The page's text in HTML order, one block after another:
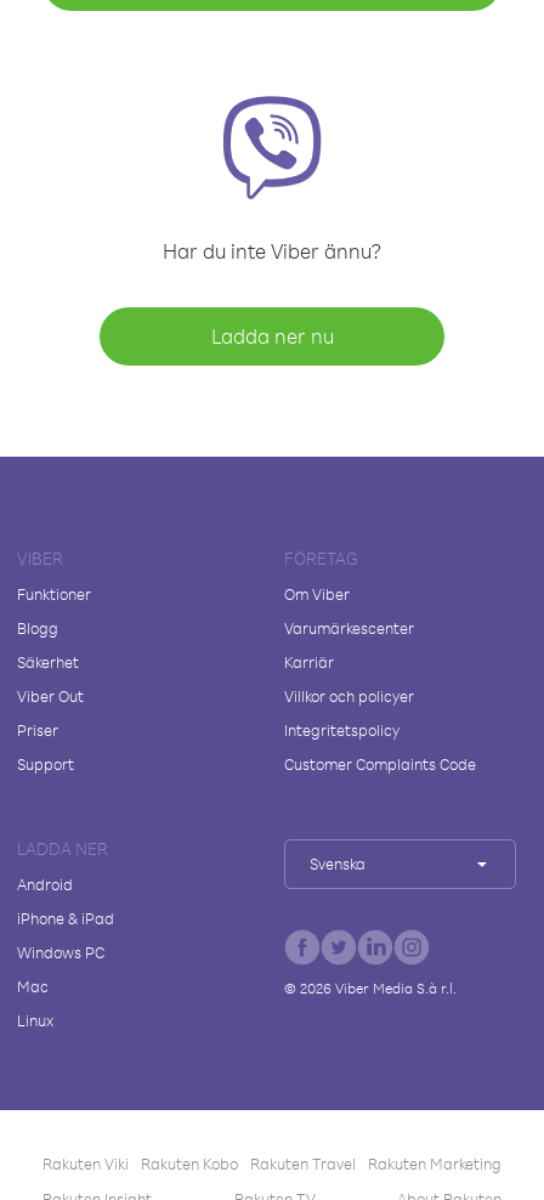
Har du inte Viber ännu?
Ladda ner nu
VIBER
Funktioner
Blogg
Säkerhet
Viber Out
Priser
Support
FÖRETAG
Om Viber
Varumärkescenter
Karriär
Villkor och policyer
Integritetspolicy
Customer Complaints Code
LADDA NER
Android
iPhone & iPad
Windows PC
Mac
Linux
Svenska
© 2026Viber Media S.à r.l.
Rakuten Viki Rakuten Kobo Rakuten Travel
Rakuten Marketing